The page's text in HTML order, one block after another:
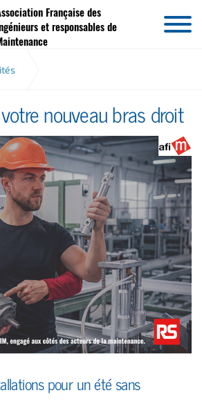
Aller au contenu
Française des
et responsables de
bras droit
nouveau bras droit
pour un été sans